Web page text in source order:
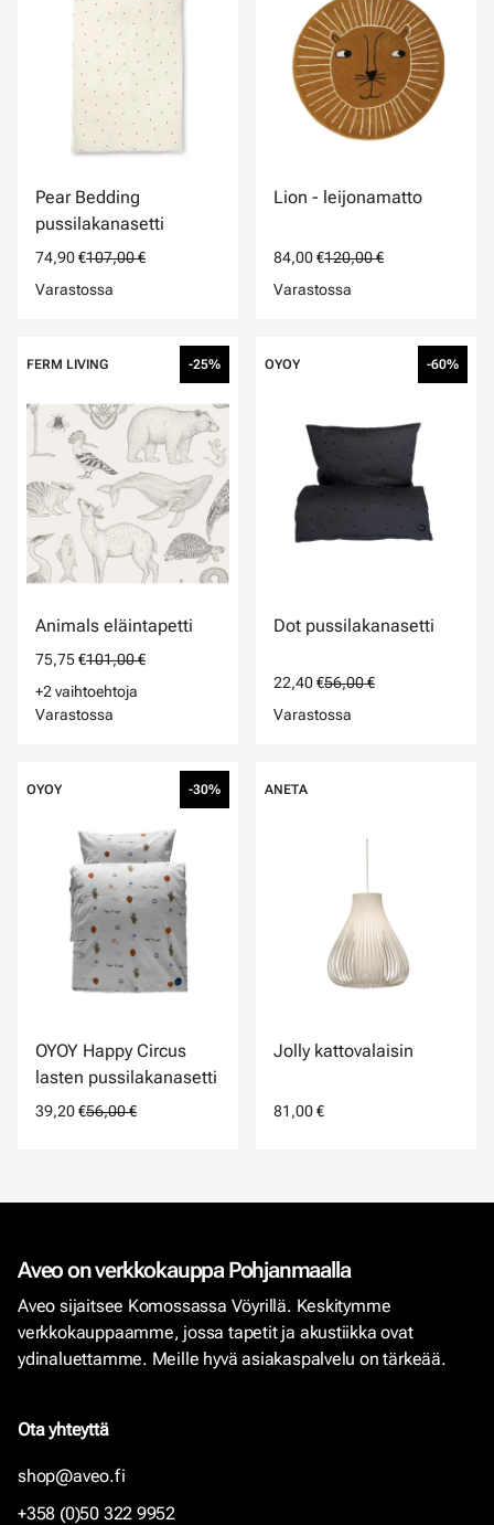
Pear Bedding
pussilakanasetti
74,90 €107,00 €
Varastossa
Lion - leijonamatto
84,00 €120,00 €
Varastossa
FERM LIVING -25%
Animals eläintapetti
75,75 €101,00 €
+2 vaihtoehtoja
Varastossa
OYOY -60%
Dot pussilakanasetti
22,40 €56,00 €
Varastossa
OYOY -30%
OYOY Happy Circus
lasten pussilakanasetti
39,20 €56,00 €
ANETA
Jolly kattovalaisin
81,00 €
Aveo on verkkokauppa Pohjanmaalla
Aveo sijaitsee Komossassa Vöyrillä. Keskitymme
verkkokauppaamme, jossa tapetit ja akustiikka ovat
ydinaluettamme. Meille hyvä asiakaspalvelu on tärkeää.
Ota yhteyttä
shop@aveo.fi
+358 (0)50 322 9952